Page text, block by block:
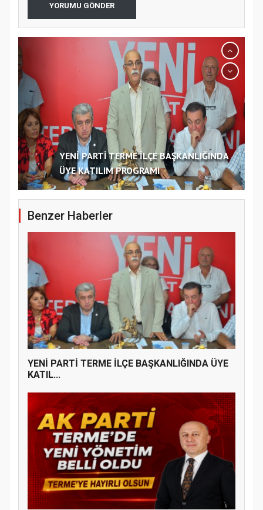
YORUMU GÖNDER
YENİ PARTİ TERME İLÇE BAŞKANLIĞINDA
ÜYE KATILIM PROGRAMI
Benzer Haberler
YENİ PARTİ TERME İLÇE BAŞKANLIĞINDA ÜYE
KATIL...